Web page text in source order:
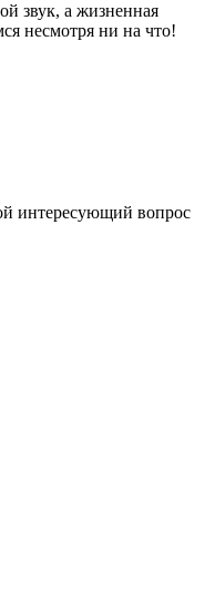
звук, а жизненная
несмотря ни на что!
интересующий вопрос